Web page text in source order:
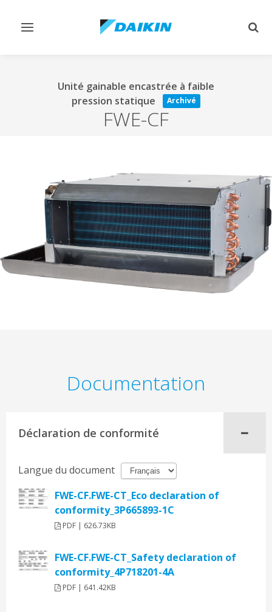
Afficher/masquer
Unité gainable encastrée à faible
pression statique
Archivé
FWE-CF
Documentation
Déclaration de conformité
Langue du document
FWE-CF.FWE-CT_Eco declaration of
conformity_3P665893-1C
PDF | 626.73KB
FWE-CF.FWE-CT_Safety declaration of
conformity_4P718201-4A
PDF | 641.42KB